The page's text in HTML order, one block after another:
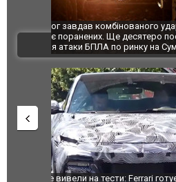
За 2000 кілометрів від
Єкатеринбурзі після атаки
склад Wildberries. ФОТО.
ВІДЕО
Вийшов трейлер нової